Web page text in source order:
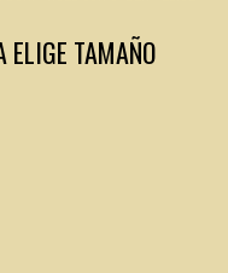
ELIGE TAMAÑO